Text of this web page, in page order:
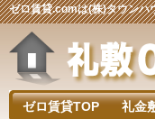
ゼロ賃貸.comは(株)タウンハ
ゼロ賃貸TOP 礼金